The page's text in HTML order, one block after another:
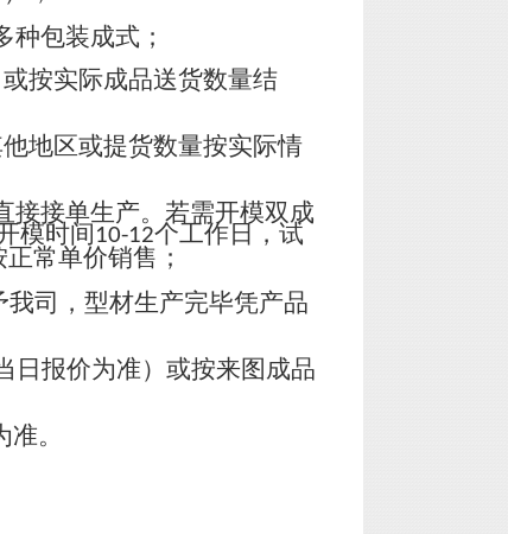
包装成式；
按实际成品送货数量结
地区或提货数量按实际情
接接单生产。若需开模双成
模时间10-12个工作日，试
常单价销售；
我司，型材生产完毕凭产品
日报价为准）或按来图成品
。